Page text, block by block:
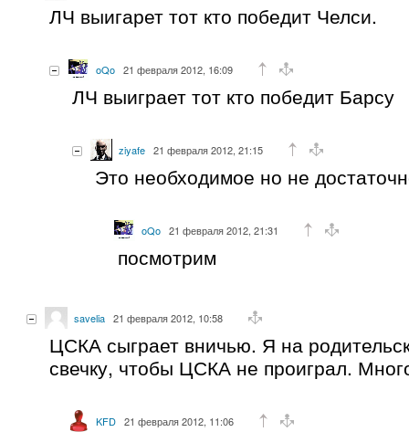
ЛЧ выигарет тот кто победит Челси.
oQo 21 февраля 2012, 16:09
ЛЧ выиграет тот кто победит Барсу
ziyafe 21 февраля 2012, 21:15
Это необходимое но не
oQo 21 февраля 2012, 21:31
посмотрим
savelia 21 февраля 2012, 10:58
ЦСКА сыграет вничью. Я на
свечку, чтобы ЦСКА не проиграл.
KFD 21 февраля 2012, 11:06